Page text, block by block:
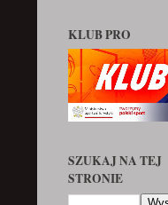
KLUB PRO
SZUKAJ NA TEJ
STRONIE